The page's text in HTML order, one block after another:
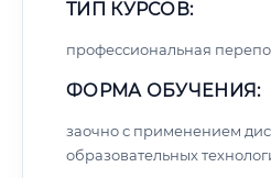
ТИП КУРСОВ:
профессиональная
ФОРМА ОБУЧЕНИЯ:
заочно с применением
образовательных